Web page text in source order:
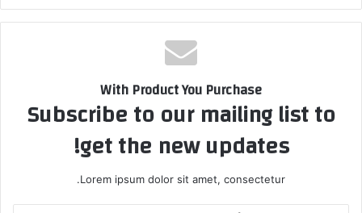
With Product You Purchase
Subscribe to our mailing list to
get the new updates!
Lorem ipsum dolor sit amet, consectetur.